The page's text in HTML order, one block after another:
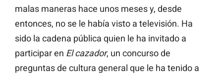
malas maneras hace unos meses y, desde
entonces, no se le había visto a televisión. Ha
sido la cadena pública quien le ha invitado a
participar en El cazador, un concurso de
preguntas de cultura general que le ha tenido a